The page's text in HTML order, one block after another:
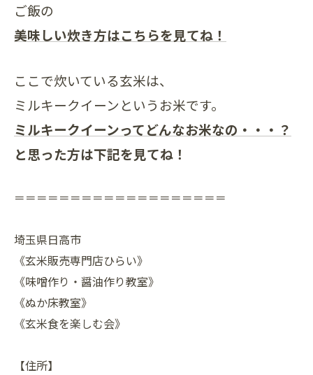
ご飯の
美味しい炊き方はこちらを見てね！
ここで炊いている玄米は、
ミルキークイーンというお米です。
ミルキークイーンってどんなお米なの・・・？
と思った方は下記を見てね！
＝＝＝＝＝＝＝＝＝＝＝＝＝＝＝＝＝＝＝
埼玉県日高市
《玄米販売専門店ひらい》
《味噌作り・醤油作り教室》
《ぬか床教室》
《玄米食を楽しむ会》
【住所】